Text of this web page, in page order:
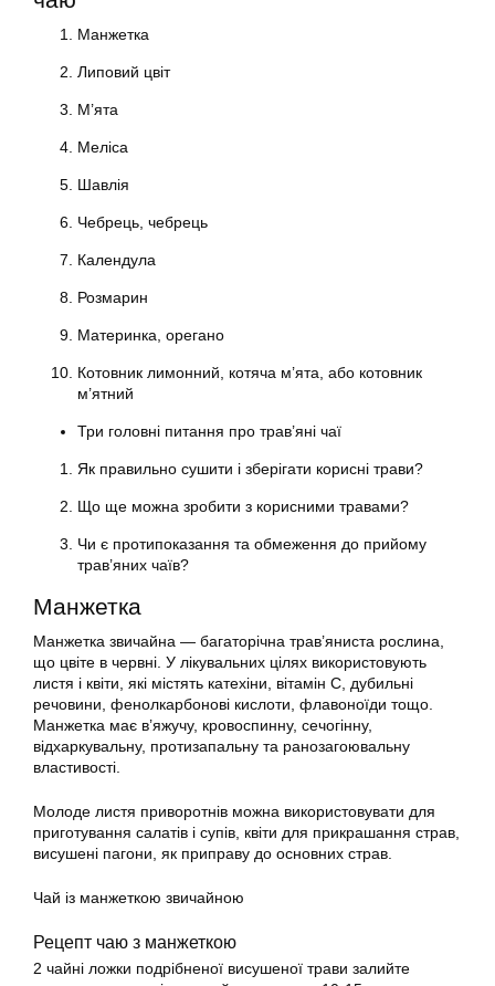
Манжетка
Липовий цвіт
М’ята
Меліса
Шавлія
Чебрець, чебрець
Календула
Розмарин
Материнка, орегано
Котовник лимонний, котяча м’ята, або котовник
м’ятний
Три головні питання про трав’яні чаї
Як правильно сушити і зберігати корисні трави?
Що ще можна зробити з корисними травами?
Чи є протипоказання та обмеження до прийому
трав’яних чаїв?
Манжетка
Манжетка звичайна — багаторічна трав’яниста рослина,
що цвіте в червні. У лікувальних цілях використовують
листя і квіти, які містять катехіни, вітамін C, дубильні
речовини, фенолкарбонові кислоти, флавоноїди тощо.
Манжетка має в’яжучу, кровоспинну, сечогінну,
відхаркувальну, протизапальну та ранозагоювальну
властивості.
Молоде листя приворотнів можна використовувати для
приготування салатів і супів, квіти для прикрашання страв,
висушені пагони, як приправу до основних страв.
Чай із манжеткою звичайною
Рецепт чаю з манжеткою
2 чайні ложки подрібненої висушеної трави залийте